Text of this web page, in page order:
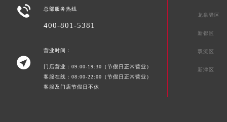
 总部服务热线
400-801-5381

营业时间：
门店营业：09:00-19:30（节假日正常营业）
客服在线：08:00-22:00（节假日正常营业）
客服及门店节假日不休
龙泉驿区
新都区
双流区
新津区